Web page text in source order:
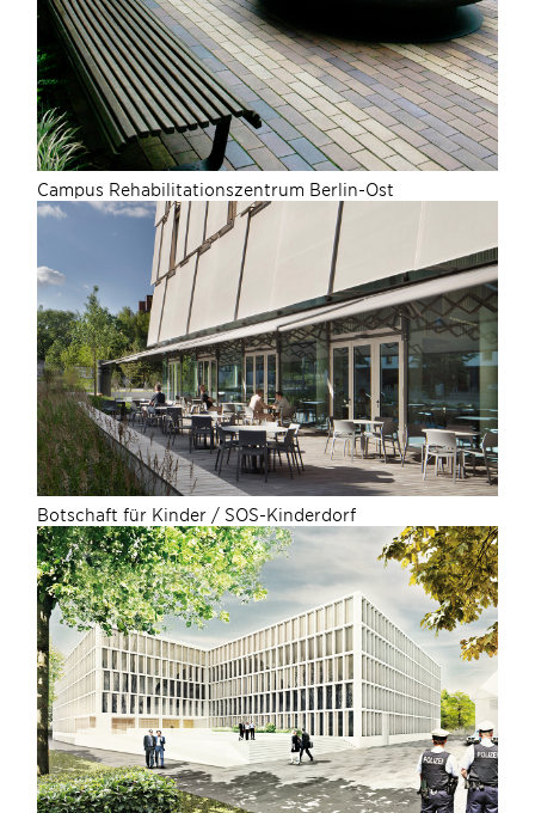
Campus Rehabilitationszentrum Berlin-Ost
Botschaft für Kinder / SOS-Kinderdorf